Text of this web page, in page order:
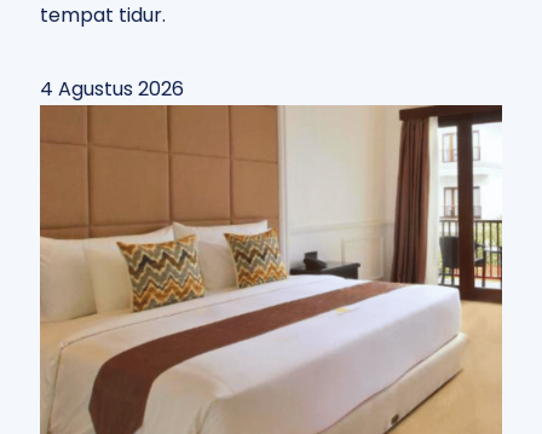
tempat tidur.
4 Agustus 2026